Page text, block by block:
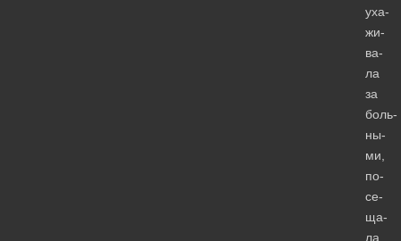
уха­
жи­
ва­
ла
за
боль­
ны­
ми,
по­
се­
ща­
ла